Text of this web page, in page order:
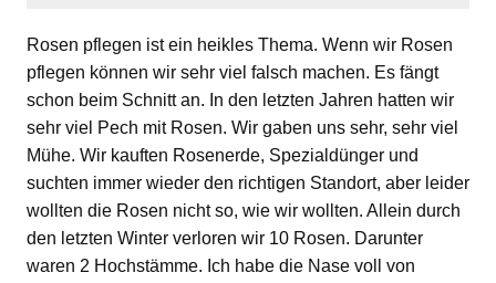
Rosen pflegen ist ein heikles Thema. Wenn wir Rosen
pflegen können wir sehr viel falsch machen. Es fängt
schon beim Schnitt an. In den letzten Jahren hatten wir
sehr viel Pech mit Rosen. Wir gaben uns sehr, sehr viel
Mühe. Wir kauften Rosenerde, Spezialdünger und
suchten immer wieder den richtigen Standort, aber leider
wollten die Rosen nicht so, wie wir wollten. Allein durch
den letzten Winter verloren wir 10 Rosen. Darunter
waren 2 Hochstämme. Ich habe die Nase voll von